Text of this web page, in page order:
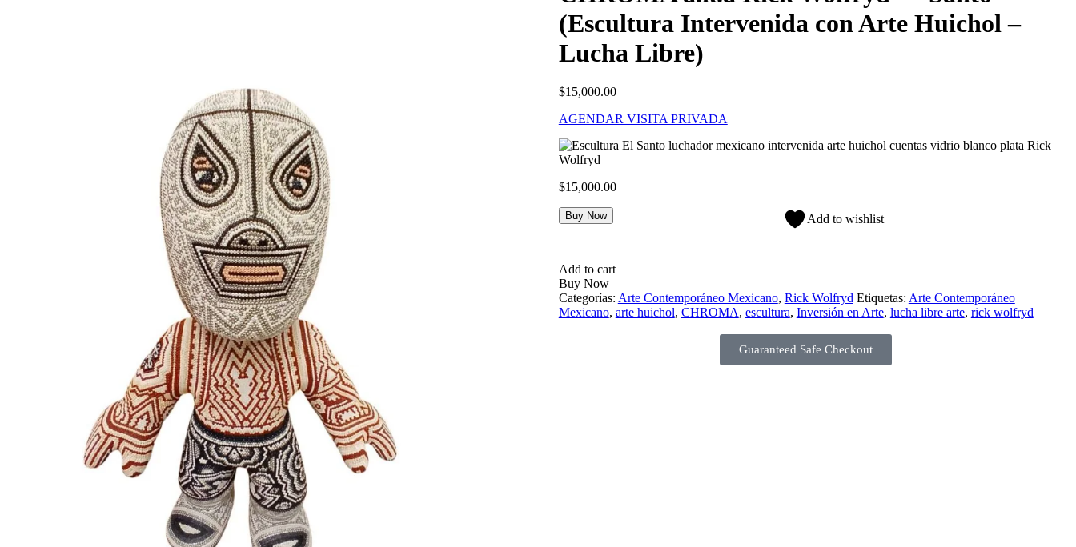
(Escultura Intervenida con Arte Huichol –
Lucha Libre)
$15,000.00
AGENDAR VISITA PRIVADA
$15,000.00
Buy Now Add to wishlist
Add to cart
Buy Now
Categorías: Arte Contemporáneo Mexicano, Rick Wolfryd Etiquetas: Arte Contemporáneo
Mexicano, arte huichol, CHROMA, escultura, Inversión en Arte, lucha libre arte, rick wolfryd
Guaranteed Safe Checkout